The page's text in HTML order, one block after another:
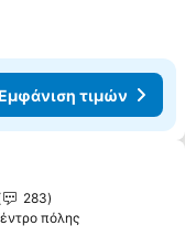
τιμών
στα αγαπημένα
283
πόλης